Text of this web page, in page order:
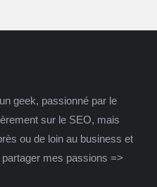
geek, passionné par le
sur le SEO, mais
ou de loin au business et
mes passions =>